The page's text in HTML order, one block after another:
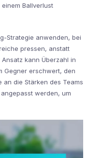
Ballverlust
Strategie anwenden, bei
pressen, anstatt
kann Überzahl in
Gegner erschwert, den
an die Stärken des Teams
werden, um